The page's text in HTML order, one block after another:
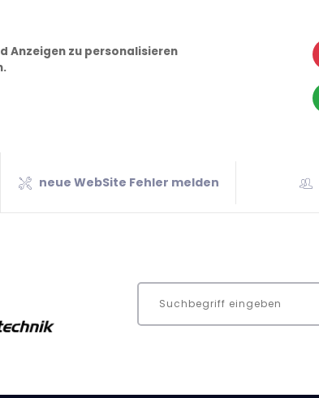
Anzeigen zu personalisieren
neue WebSite Fehler melden